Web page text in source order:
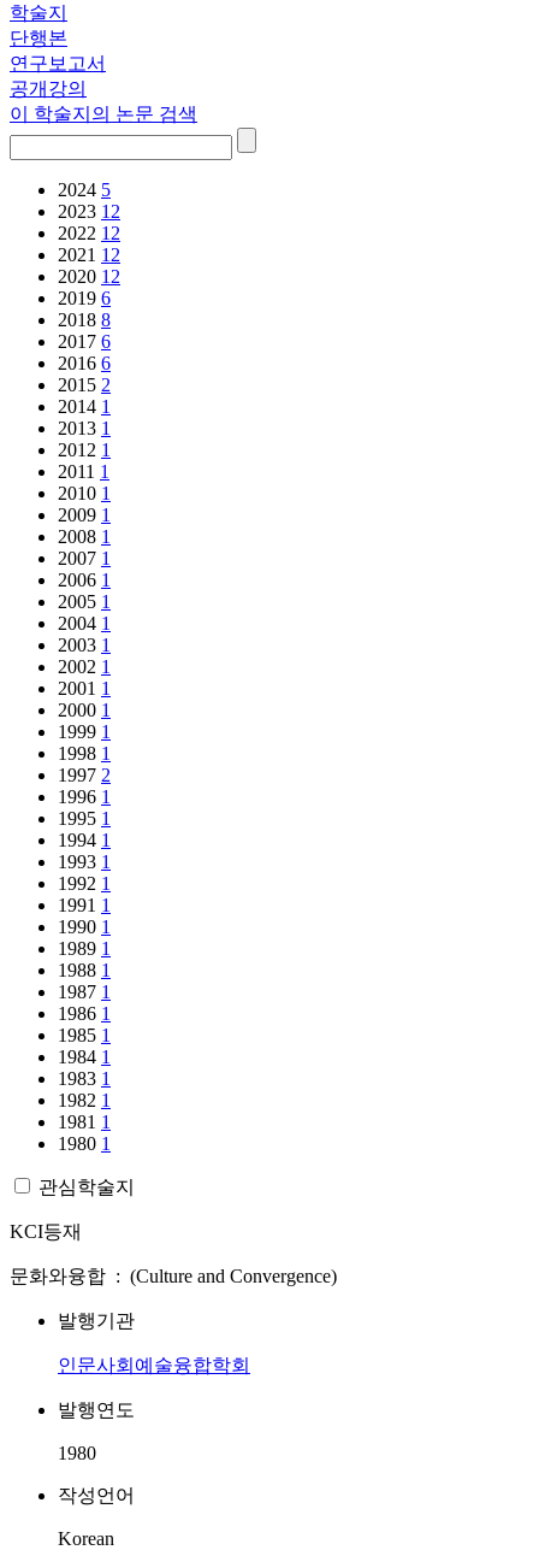
학술지
단행본
연구보고서
공개강의
이 학술지의 논문 검색
2024 5
2023 12
2022 12
2021 12
2020 12
2019 6
2018 8
2017 6
2016 6
2015 2
2014 1
2013 1
2012 1
2011 1
2010 1
2009 1
2008 1
2007 1
2006 1
2005 1
2004 1
2003 1
2002 1
2001 1
2000 1
1999 1
1998 1
1997 2
1996 1
1995 1
1994 1
1993 1
1992 1
1991 1
1990 1
1989 1
1988 1
1987 1
1986 1
1985 1
1984 1
1983 1
1982 1
1981 1
1980 1
관심학술지
KCI등재
문화와융합 : (Culture and Convergence)
발행기관
인문사회예술융합학회
발행연도
1980
작성언어
Korean